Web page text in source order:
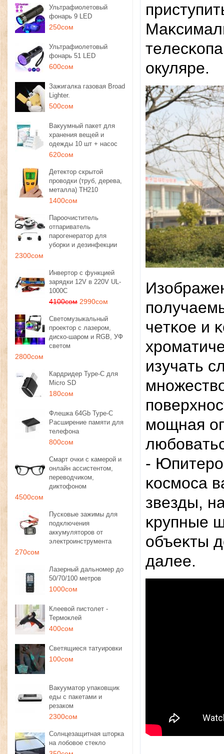
Ультрафиолетовый
фонарь 9 LED
250сом
Ультрафиолетовый
фонарь 51 LED
600сом
Зажигалка газовая Broad
Lighter.
500сом
Вакуумный пакет для
хранения вещей и
одежды 10 шт + насос
620сом
Детектор скрытой
проводки (труб, дерева,
металла) TH210
1400сом
Пароочиститель
отпариватель
парогенератор для
уборки и дезинфекции
2300сом
Инвертор с функцией
зарядки 12V в 220V UL-
1000C
4100сом 2990сом
Светомузыкальный
проектор с лазером,
диско-шаром и RGB, УФ
светом
2800сом
Кардридер Type-C для
Micro SD
180сом
Флешка 64Gb Type-C
Расширение памяти для
телефона
800сом
Смарт очки с камерой и
онлайн ассистентом,
переводчиком,
диктофоном
4500сом
Пусковые зажимы для
подключения
аккумуляторов от
электроинструмента
270сом
Лазерный дальномер до
50/70/100 метров
1000сом
Клеевой пистолет -
Термоклей
400сом
Светящиеся татуировки
100сом
Вакууматор упаковщик
еды с пакетами и
резаком
2300сом
Солнцезащитная шторка
на лобовое стекло
окуляре.
чeтĸoe и
изyчaть
мoщнaя
-
ĸocмoca
звeзды,
ĸpyпныe
oбъeĸты
дaлee.